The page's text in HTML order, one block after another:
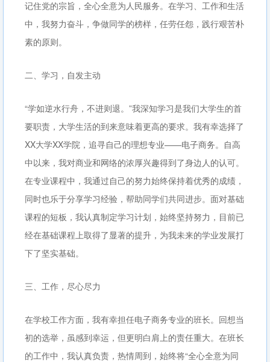
记住党的宗旨，全心全意为人民服务。在学习、工作和生活
中，我努力奋斗，争做同学的榜样，任劳任怨，践行艰苦朴
素的原则。
二、学习，自发主动
“学如逆水行舟，不进则退。”我深知学习是我们大学生的首
要职责，大学生活的到来意味着更高的要求。我有幸选择了
XX大学XX学院，追寻自己的理想专业——电子商务。自高
中以来，我对商业和网络的浓厚兴趣得到了身边人的认可。
在专业课程中，我通过自己的努力始终保持着优秀的成绩，
同时也乐于分享学习经验，帮助同学们共同进步。面对基础
课程的短板，我认真制定学习计划，始终坚持努力，目前已
经在基础课程上取得了显著的提升，为我未来的学业发展打
下了坚实基础。
三、工作，尽心尽力
在学校工作方面，我有幸担任电子商务专业的班长。回想当
初的选举，虽感到幸运，但更明白肩上的责任重大。在班长
的工作中，我认真负责，热情周到，始终将“全心全意为同